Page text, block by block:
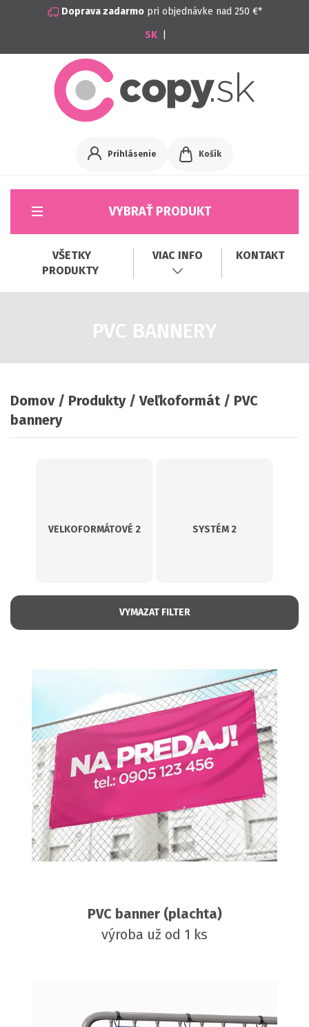
Doprava zadarmopri objednávke nad 250 €*
Prihlásenie Košík
VYBRAŤ PRODUKT
VŠETKY
PRODUKTY
VIAC INFO KONTAKT
PVC BANNERY
Domov Produkty Veľkoformát
PVC
bannery
VELKOFORMÁTOVÉ 2 SYSTÉM 2
PVC banner (plachta)
výroba už od 1 ks